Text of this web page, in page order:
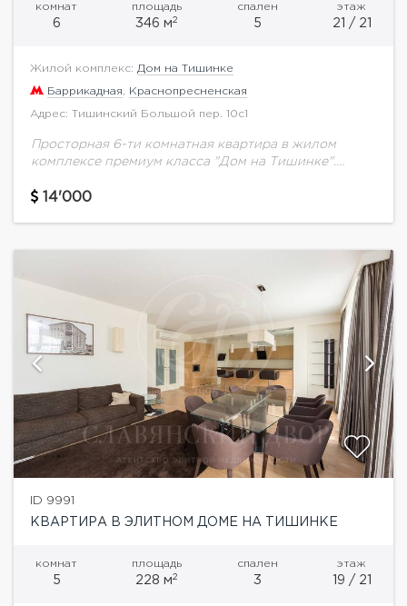
комнат
6
площадь
346 м2
спален
5
этаж
21 / 21
Жилой комплекс: Дом на Тишинке
Баррикадная Краснопресненская
Адрес: Тишинский Большой пер. 10с1
Просторная 6-ти комнатная квартира в жилом
комплексе премиум класса "Дом на Тишинке".
совмещена с кухней, постирочная, гостевая ванная
14'000
ID 9991
КВАРТИРА В ЭЛИТНОМ ДОМЕ НА ТИШИНКЕ
комнат
5
площадь
228 м2
спален
3
этаж
19 / 21